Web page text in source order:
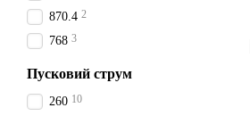
870.4 2
768 3
Пусковий струм
260 10